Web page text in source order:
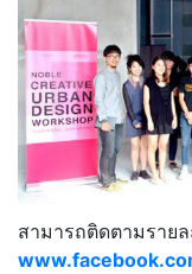
สามารถติดตามรายล